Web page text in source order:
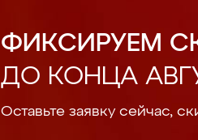
ФИКСИРУЕМ
ДО КОНЦА
Оставьте заявку сейчас,